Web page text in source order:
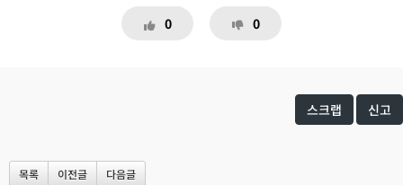
0 0
스크랩 신고
목록 이전글 다음글